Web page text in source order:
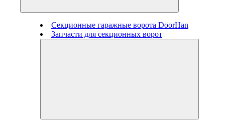
Секционные гаражные ворота DoorHan
Запчасти для секционных ворот